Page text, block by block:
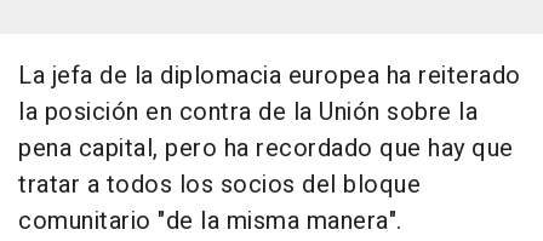
La jefa de la diplomacia europea ha reiterado
la posición en contra de la Unión sobre la
pena capital, pero ha recordado que hay que
tratar a todos los socios del bloque
comunitario "de la misma manera".